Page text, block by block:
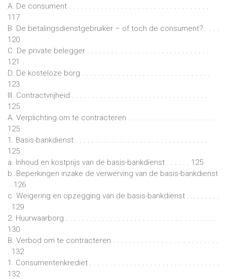
A. De consument . . . . . . . . . . . . . . . . . . . . . . . . . . . . . . . . . . .
117
B. De betalingsdienstgebruiker – of toch de consument? . . . .
120
C. De private belegger . . . . . . . . . . . . . . . . . . . . . . . . . . . . . .
121
D. De kosteloze borg . . . . . . . . . . . . . . . . . . . . . . . . . . . . . . . .
123
III. Contractvrijheid . . . . . . . . . . . . . . . . . . . . . . . . . . . . . . . . . .
125
A. Verplichting om te contracteren . . . . . . . . . . . . . . . . . . . . . .
125
1. Basis-bankdienst . . . . . . . . . . . . . . . . . . . . . . . . . . . . . . . . .
125
a. Inhoud en kostprijs van de basis-bankdienst . . . . . . 125
b. Beperkingen inzake de verwerving van de basis-bankdienst
. .126
c. Weigering en opzegging van de basis-bankdienst . .. . . . . . .
. 129
2. Huurwaarborg . . . . . . . . . . . . . . . . . . . . . . . . . . . . . . . . . . . . .
130
B. Verbod om te contracteren . . . . . . . . . . . . . . . . . .. . . . . . . . .
. 132
1. Consumentenkrediet . . . . . . . . . . . . . . . . . . . . . . . . . . . . . . . .
132